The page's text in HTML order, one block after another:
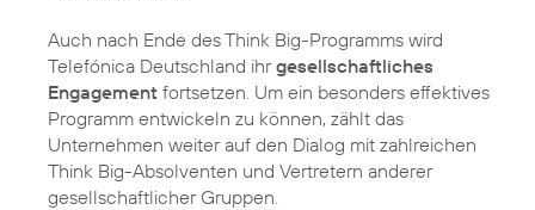
Auch nach Ende des Think Big-Programms wird
Telefónica Deutschland ihrgesellschaftliches
Engagement fortsetzen. Um ein besonders effektives
Programm entwickeln zu können, zählt das
Unternehmen weiter auf den Dialog mit zahlreichen
Think Big-Absolventen und Vertretern anderer
gesellschaftlicher Gruppen.